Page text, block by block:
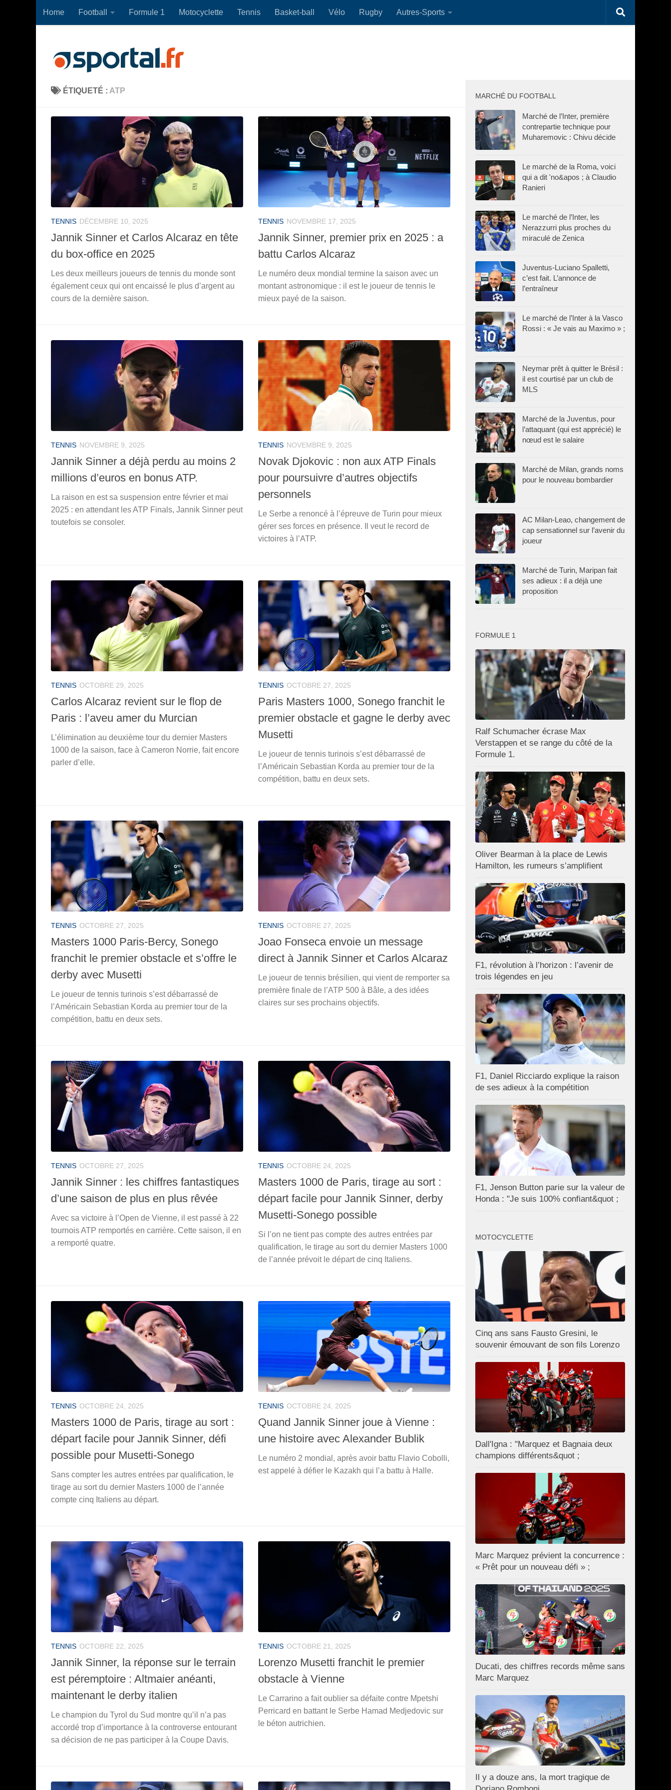
Skip to content
Home Football Formule 1 Motocyclette Tennis Basket-ball Vélo Rugby Autres-Sports
ÉTIQUETÉ : ATP
TENNIS DÉCEMBRE 10, 2025
Jannik Sinner et Carlos Alcaraz en tête
du box-office en 2025
Les deux meilleurs joueurs de tennis du monde sont
également ceux qui ont encaissé le plus d’argent au
cours de la dernière saison.
TENNIS NOVEMBRE 17, 2025
Jannik Sinner, premier prix en 2025 : a
battu Carlos Alcaraz
Le numéro deux mondial termine la saison avec un
montant astronomique : il est le joueur de tennis le
mieux payé de la saison.
TENNIS NOVEMBRE 9, 2025
Jannik Sinner a déjà perdu au moins 2
millions d’euros en bonus ATP.
La raison en est sa suspension entre février et mai
2025 : en attendant les ATP Finals, Jannik Sinner peut
toutefois se consoler.
TENNIS NOVEMBRE 9, 2025
Novak Djokovic : non aux ATP Finals
pour poursuivre d’autres objectifs
personnels
Le Serbe a renoncé à l’épreuve de Turin pour mieux
gérer ses forces en présence. Il veut le record de
victoires à l’ATP.
TENNIS OCTOBRE 29, 2025
Carlos Alcaraz revient sur le flop de
Paris : l’aveu amer du Murcian
L’élimination au deuxième tour du dernier Masters
1000 de la saison, face à Cameron Norrie, fait encore
parler d’elle.
TENNIS OCTOBRE 27, 2025
Paris Masters 1000, Sonego franchit le
premier obstacle et gagne le derby avec
Musetti
Le joueur de tennis turinois s’est débarrassé de
l’Américain Sebastian Korda au premier tour de la
compétition, battu en deux sets.
TENNIS OCTOBRE 27, 2025
Masters 1000 Paris-Bercy, Sonego
franchit le premier obstacle et s’offre le
derby avec Musetti
Le joueur de tennis turinois s’est débarrassé de
l’Américain Sebastian Korda au premier tour de la
compétition, battu en deux sets.
TENNIS OCTOBRE 27, 2025
Joao Fonseca envoie un message
direct à Jannik Sinner et Carlos Alcaraz
Le joueur de tennis brésilien, qui vient de remporter sa
première finale de l’ATP 500 à Bâle, a des idées
claires sur ses prochains objectifs.
TENNIS OCTOBRE 27, 2025
Jannik Sinner : les chiffres fantastiques
d’une saison de plus en plus rêvée
Avec sa victoire à l’Open de Vienne, il est passé à 22
tournois ATP remportés en carrière. Cette saison, il en
a remporté quatre.
TENNIS OCTOBRE 24, 2025
Masters 1000 de Paris, tirage au sort :
départ facile pour Jannik Sinner, derby
Musetti-Sonego possible
Si l’on ne tient pas compte des autres entrées par
qualification, le tirage au sort du dernier Masters 1000
de l’année prévoit le départ de cinq Italiens.
TENNIS OCTOBRE 24, 2025
Masters 1000 de Paris, tirage au sort :
départ facile pour Jannik Sinner, défi
possible pour Musetti-Sonego
Sans compter les autres entrées par qualification, le
tirage au sort du dernier Masters 1000 de l’année
compte cinq Italiens au départ.
TENNIS OCTOBRE 24, 2025
Quand Jannik Sinner joue à Vienne :
une histoire avec Alexander Bublik
Le numéro 2 mondial, après avoir battu Flavio Cobolli,
est appelé à défier le Kazakh qui l’a battu à Halle.
TENNIS OCTOBRE 22, 2025
Jannik Sinner, la réponse sur le terrain
est péremptoire : Altmaier anéanti,
maintenant le derby italien
Le champion du Tyrol du Sud montre qu’il n’a pas
accordé trop d’importance à la controverse entourant
sa décision de ne pas participer à la Coupe Davis.
TENNIS OCTOBRE 21, 2025
Lorenzo Musetti franchit le premier
obstacle à Vienne
Le Carrarino a fait oublier sa défaite contre Mpetshi
Perricard en battant le Serbe Hamad Medjedovic sur
le béton autrichien.
MARCHÉ DU FOOTBALL
Marché de l’Inter, première
contrepartie technique pour
Muharemovic : Chivu décide
Le marché de la Roma, voici
qui a dit 'no&apos ; à Claudio
Ranieri
Le marché de l’Inter, les
Nerazzurri plus proches du
miraculé de Zenica
Juventus-Luciano Spalletti,
c’est fait. L’annonce de
l’entraîneur
Le marché de l’Inter à la Vasco
Rossi : « Je vais au Maximo » ;
Neymar prêt à quitter le Brésil :
il est courtisé par un club de
MLS
Marché de la Juventus, pour
l’attaquant (qui est apprécié) le
nœud est le salaire
Marché de Milan, grands noms
pour le nouveau bombardier
AC Milan-Leao, changement de
cap sensationnel sur l’avenir du
joueur
Marché de Turin, Maripan fait
ses adieux : il a déjà une
proposition
FORMULE 1
Ralf Schumacher écrase Max
Verstappen et se range du côté de la
Formule 1.
Oliver Bearman à la place de Lewis
Hamilton, les rumeurs s’amplifient
F1, révolution à l’horizon : l’avenir de
trois légendes en jeu
F1, Daniel Ricciardo explique la raison
de ses adieux à la compétition
F1, Jenson Button parie sur la valeur de
Honda : "Je suis 100% confiant&quot ;
MOTOCYCLETTE
Cinq ans sans Fausto Gresini, le
souvenir émouvant de son fils Lorenzo
Dall'Igna : "Marquez et Bagnaia deux
champions différents&quot ;
Marc Marquez prévient la concurrence :
« Prêt pour un nouveau défi » ;
Ducati, des chiffres records même sans
Marc Marquez
Il y a douze ans, la mort tragique de